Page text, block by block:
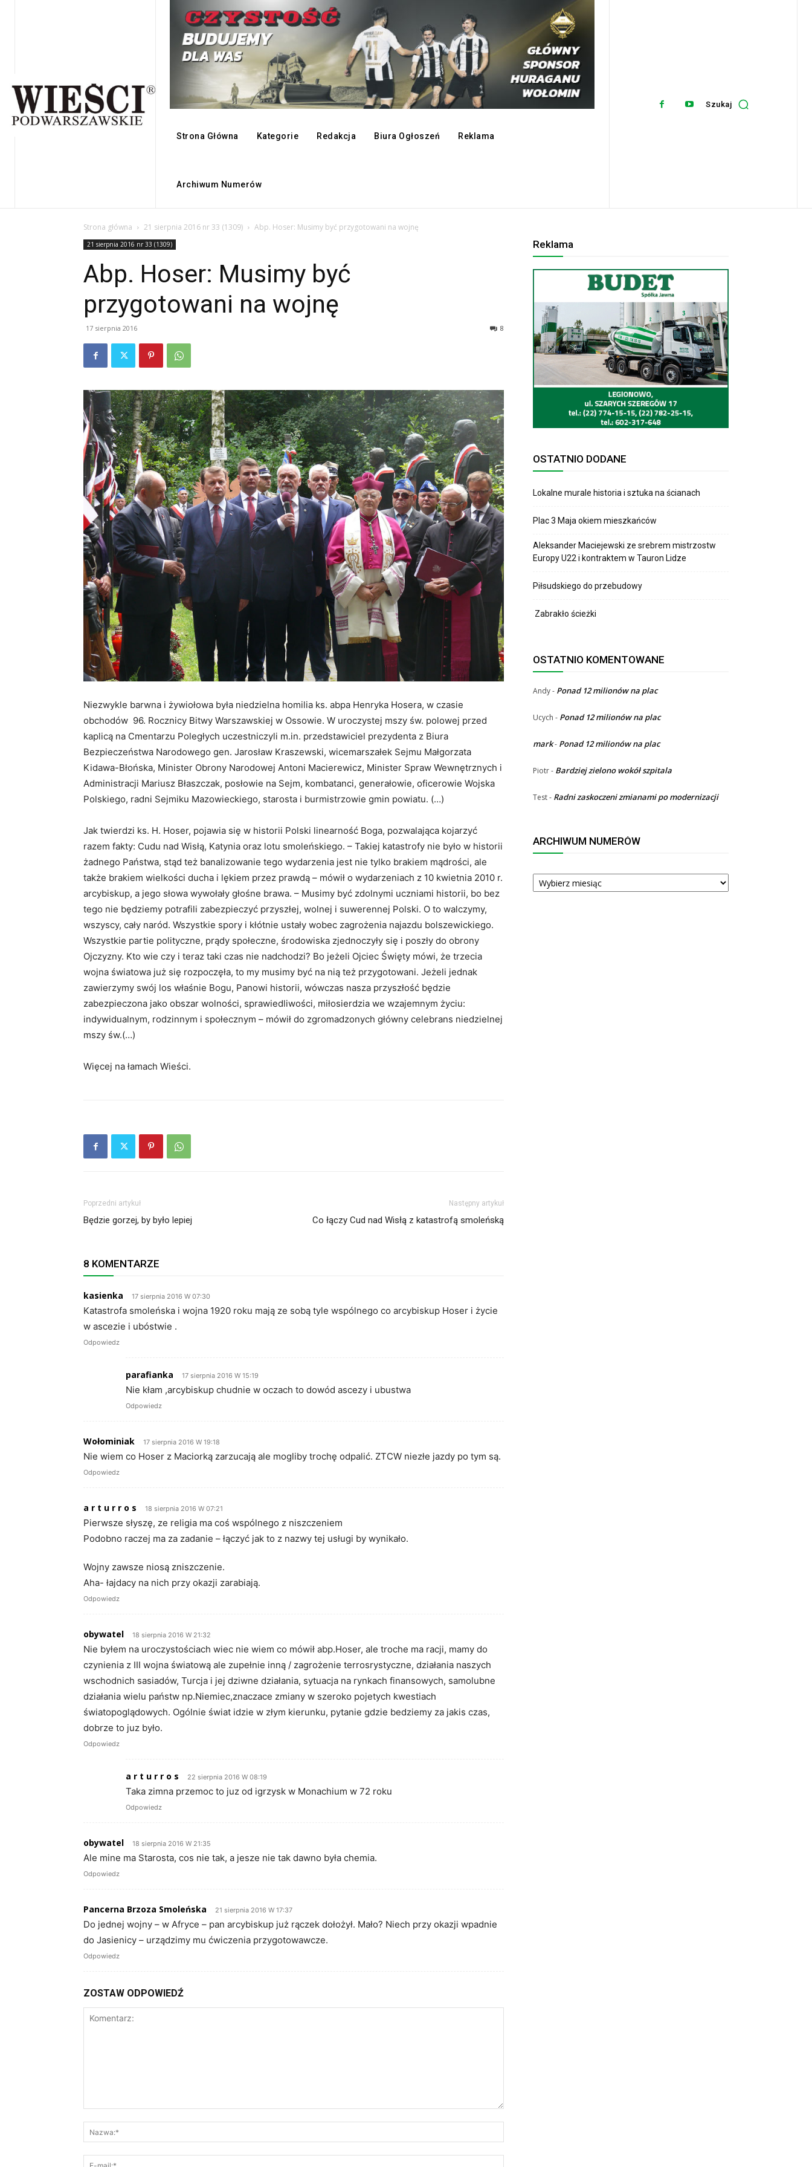
Strona Główna Kategorie Redakcja Biura Ogłoszeń Reklama
Archiwum Numerów
Szukaj
Strona główna 21 sierpnia 2016 nr 33 (1309) Abp. Hoser: Musimy być przygotowani na wojnę
21 sierpnia 2016 nr 33 (1309)
Abp. Hoser: Musimy być
przygotowani na wojnę
17 sierpnia 2016 8
Niezwykle barwna i żywiołowa była niedzielna homilia ks. abpa Henryka Hosera, w czasie
obchodów 96. Rocznicy Bitwy Warszawskiej w Ossowie. W uroczystej mszy św. polowej przed
kaplicą na Cmentarzu Poległych uczestniczyli m.in. przedstawiciel prezydenta z Biura
Bezpieczeństwa Narodowego gen. Jarosław Kraszewski, wicemarszałek Sejmu Małgorzata
Kidawa-Błońska, Minister Obrony Narodowej Antoni Macierewicz, Minister Spraw Wewnętrznych i
Administracji Mariusz Błaszczak, posłowie na Sejm, kombatanci, generałowie, oficerowie Wojska
Polskiego, radni Sejmiku Mazowieckiego, starosta i burmistrzowie gmin powiatu. (…)
Jak twierdzi ks. H. Hoser, pojawia się w historii Polski linearność Boga, pozwalająca kojarzyć
razem fakty: Cudu nad Wisłą, Katynia oraz lotu smoleńskiego. – Takiej katastrofy nie było w historii
żadnego Państwa, stąd też banalizowanie tego wydarzenia jest nie tylko brakiem mądrości, ale
także brakiem wielkości ducha i lękiem przez prawdą – mówił o wydarzeniach z 10 kwietnia 2010 r.
arcybiskup, a jego słowa wywołały głośne brawa. – Musimy być zdolnymi uczniami historii, bo bez
tego nie będziemy potrafili zabezpieczyć przyszłej, wolnej i suwerennej Polski. O to walczymy,
wszyscy, cały naród. Wszystkie spory i kłótnie ustały wobec zagrożenia najazdu bolszewickiego.
Wszystkie partie polityczne, prądy społeczne, środowiska zjednoczyły się i poszły do obrony
Ojczyzny. Kto wie czy i teraz taki czas nie nadchodzi? Bo jeżeli Ojciec Święty mówi, że trzecia
wojna światowa już się rozpoczęła, to my musimy być na nią też przygotowani. Jeżeli jednak
zawierzymy swój los właśnie Bogu, Panowi historii, wówczas nasza przyszłość będzie
zabezpieczona jako obszar wolności, sprawiedliwości, miłosierdzia we wzajemnym życiu:
indywidualnym, rodzinnym i społecznym – mówił do zgromadzonych główny celebrans niedzielnej
mszy św.(…)
Więcej na łamach Wieści.
Poprzedni artykuł
Będzie gorzej, by było lepiej
Następny artykuł
Co łączy Cud nad Wisłą z katastrofą smoleńską
8 KOMENTARZE
kasienka 17 sierpnia 2016 W 07:30
Katastrofa smoleńska i wojna 1920 roku mają ze sobą tyle wspólnego co arcybiskup Hoser i życie
w ascezie i ubóstwie .
Odpowiedz
parafianka 17 sierpnia 2016 W 15:19
Nie kłam ,arcybiskup chudnie w oczach to dowód ascezy i ubustwa
Odpowiedz
Wołominiak 17 sierpnia 2016 W 19:18
Nie wiem co Hoser z Maciorką zarzucają ale mogliby trochę odpalić. ZTCW niezłe jazdy po tym są.
Odpowiedz
a r t u r r o s 18 sierpnia 2016 W 07:21
Pierwsze słyszę, ze religia ma coś wspólnego z niszczeniem
Podobno raczej ma za zadanie – łączyć jak to z nazwy tej usługi by wynikało.
Wojny zawsze niosą zniszczenie.
Aha- łajdacy na nich przy okazji zarabiają.
Odpowiedz
obywatel 18 sierpnia 2016 W 21:32
Nie byłem na uroczystościach wiec nie wiem co mówił abp.Hoser, ale troche ma racji, mamy do
czynienia z III wojna światową ale zupełnie inną / zagrożenie terrosrystyczne, działania naszych
wschodnich sasiadów, Turcja i jej dziwne działania, sytuacja na rynkach finansowych, samolubne
działania wielu państw np.Niemiec,znaczace zmiany w szeroko pojetych kwestiach
światopoglądowych. Ogólnie świat idzie w złym kierunku, pytanie gdzie bedziemy za jakis czas,
dobrze to juz było.
Odpowiedz
a r t u r r o s 22 sierpnia 2016 W 08:19
Taka zimna przemoc to juz od igrzysk w Monachium w 72 roku
Odpowiedz
obywatel 18 sierpnia 2016 W 21:35
Ale mine ma Starosta, cos nie tak, a jesze nie tak dawno była chemia.
Odpowiedz
Pancerna Brzoza Smoleńska 21 sierpnia 2016 W 17:37
Do jednej wojny – w Afryce – pan arcybiskup już rączek dołożył. Mało? Niech przy okazji wpadnie
do Jasienicy – urządzimy mu ćwiczenia przygotowawcze.
Odpowiedz
ZOSTAW ODPOWIEDŹ
Reklama
OSTATNIO DODANE
Lokalne murale historia i sztuka na ścianach
Plac 3 Maja okiem mieszkańców
Aleksander Maciejewski ze srebrem mistrzostw
Europy U22 i kontraktem w Tauron Lidze
Piłsudskiego do przebudowy
Zabrakło ścieżki
OSTATNIO KOMENTOWANE
Andy- Ponad 12 milionów na plac
Ucych - Ponad 12 milionów na plac
mark- Ponad 12 milionów na plac
Piotr- Bardziej zielono wokół szpitala
Test- Radni zaskoczeni zmianami po modernizacji
ARCHIWUM NUMERÓW
ARCHIWUM
NUMERÓW